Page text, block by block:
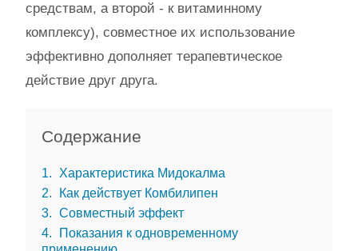
средствам, а второй - к витаминному
комплексу), совместное их использование
эффективно дополняет терапевтическое
действие друг друга.
Содержание
1
Характеристика Мидокалма
2
Как действует Комбилипен
3
Совместный эффект
4
Показания к одновременному